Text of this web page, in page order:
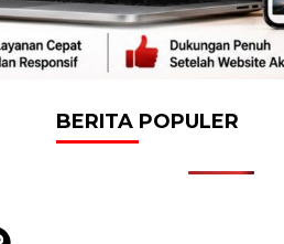
BERITA POPULER